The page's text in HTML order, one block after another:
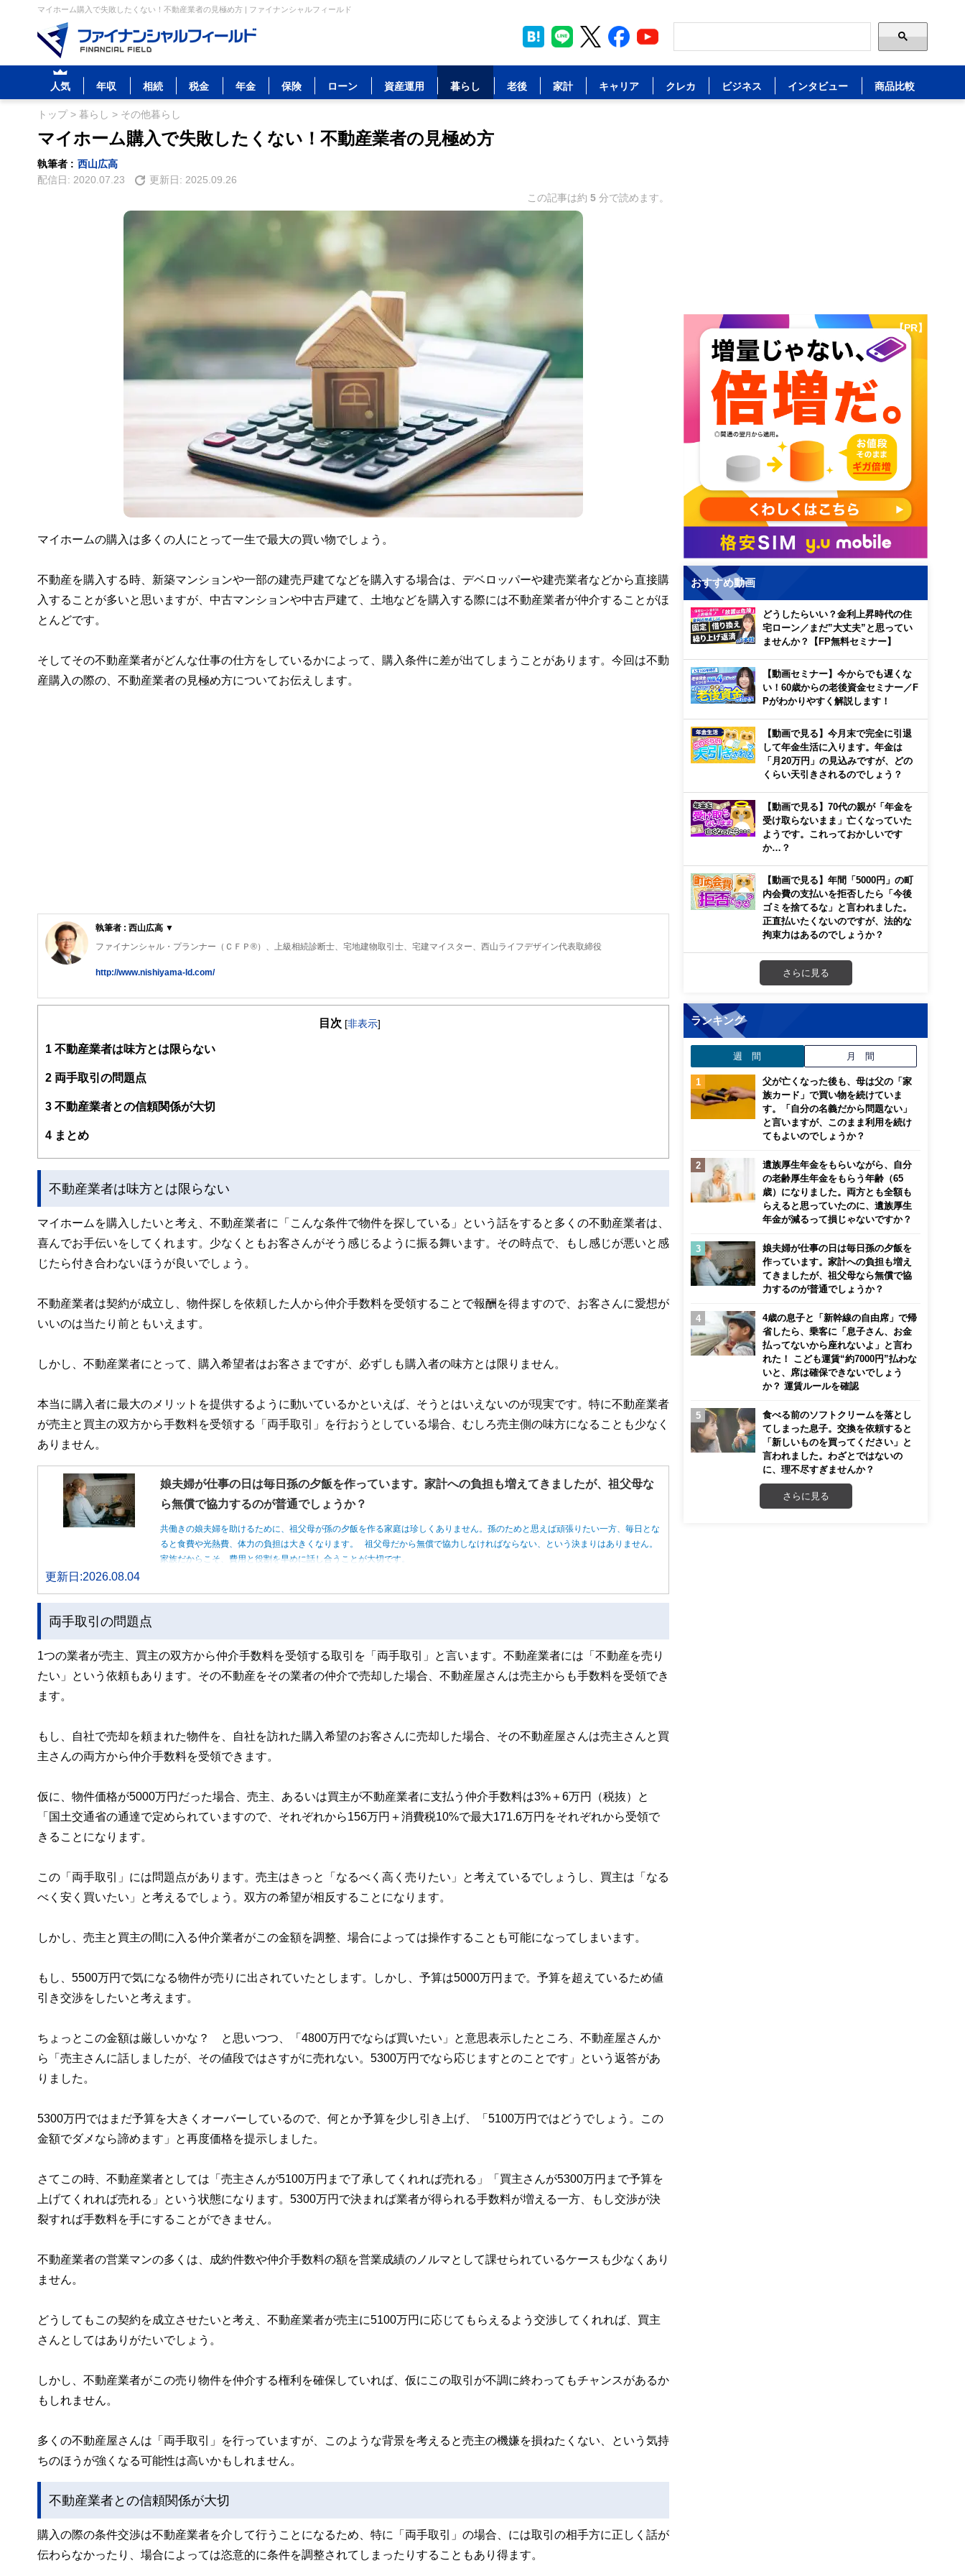
マイホーム購入で失敗したくない！不動産業者の見極め方 | ファイナンシャルフィールド
人気 年収 相続 税金 年金 保険 ローン 資産運用 暮らし 老後 家計 キャリア クレカ ビジネス インタビュー 商品比較
トップ> 暮らし > その他暮らし
マイホーム購入で失敗したくない！不動産業者の見極め方
執筆者 : 西山広高
配信日: 2020.07.23 更新日: 2025.09.26
この記事は約 5 分で読めます。
マイホームの購入は多くの人にとって一生で最大の買い物でしょう。
不動産を購入する時、新築マンションや一部の建売戸建てなどを購入する場合は、デベロッパーや建売業者などから直接購
入することが多いと思いますが、中古マンションや中古戸建て、土地などを購入する際には不動産業者が仲介することがほ
とんどです。
そしてその不動産業者がどんな仕事の仕方をしているかによって、購入条件に差が出てしまうことがあります。今回は不動
産購入の際の、不動産業者の見極め方についてお伝えします。
執筆者 : 西山広高 ▼
ファイナンシャル・プランナー（ＣＦＰ®）、上級相続診断士、宅地建物取引士、宅建マイスター、西山ライフデザイン代表取締役
http://www.nishiyama-ld.com/
「円満な相続のための対策」「家計の見直し」「資産形成・運用アドバイス」のほか、不動産・お金の知識と大手建設会社での勤務経験を活か
http://www.nishiyama-ld.com/
目次 [非表示]
1 不動産業者は味方とは限らない
2 両手取引の問題点
3 不動産業者との信頼関係が大切
4 まとめ
不動産業者は味方とは限らない
マイホームを購入したいと考え、不動産業者に「こんな条件で物件を探している」という話をすると多くの不動産業者は、
喜んでお手伝いをしてくれます。少なくともお客さんがそう感じるように振る舞います。その時点で、もし感じが悪いと感
じたら付き合わないほうが良いでしょう。
不動産業者は契約が成立し、物件探しを依頼した人から仲介手数料を受領することで報酬を得ますので、お客さんに愛想が
いいのは当たり前ともいえます。
しかし、不動産業者にとって、購入希望者はお客さまですが、必ずしも購入者の味方とは限りません。
本当に購入者に最大のメリットを提供するように動いているかといえば、そうとはいえないのが現実です。特に不動産業者
が売主と買主の双方から手数料を受領する「両手取引」を行おうとしている場合、むしろ売主側の味方になることも少なく
ありません。
娘夫婦が仕事の日は毎日孫の夕飯を作っています。家計への負担も増えてきましたが、祖父母な
ら無償で協力するのが普通でしょうか？
共働きの娘夫婦を助けるために、祖父母が孫の夕飯を作る家庭は珍しくありません。孫のためと思えば頑張りたい一方、毎日とな
ると食費や光熱費、体力の負担は大きくなります。 祖父母だから無償で協力しなければならない、という決まりはありません。
家族だからこそ、費用と役割を早めに話し合うことが大切です。
更新日:2026.08.04
両手取引の問題点
1つの業者が売主、買主の双方から仲介手数料を受領する取引を「両手取引」と言います。不動産業者には「不動産を売り
たい」という依頼もあります。その不動産をその業者の仲介で売却した場合、不動産屋さんは売主からも手数料を受領でき
ます。
もし、自社で売却を頼まれた物件を、自社を訪れた購入希望のお客さんに売却した場合、その不動産屋さんは売主さんと買
主さんの両方から仲介手数料を受領できます。
仮に、物件価格が5000万円だった場合、売主、あるいは買主が不動産業者に支払う仲介手数料は3%＋6万円（税抜）と
「国土交通省の通達で定められていますので、それぞれから156万円＋消費税10%で最大171.6万円をそれぞれから受領で
きることになります。
この「両手取引」には問題点があります。売主はきっと「なるべく高く売りたい」と考えているでしょうし、買主は「なる
べく安く買いたい」と考えるでしょう。双方の希望が相反することになります。
しかし、売主と買主の間に入る仲介業者がこの金額を調整、場合によっては操作することも可能になってしまいます。
もし、5500万円で気になる物件が売りに出されていたとします。しかし、予算は5000万円まで。予算を超えているため値
引き交渉をしたいと考えます。
ちょっとこの金額は厳しいかな？ と思いつつ、「4800万円でならば買いたい」と意思表示したところ、不動産屋さんか
ら「売主さんに話しましたが、その値段ではさすがに売れない。5300万円でなら応じますとのことです」という返答があ
りました。
5300万円ではまだ予算を大きくオーバーしているので、何とか予算を少し引き上げ、「5100万円ではどうでしょう。この
金額でダメなら諦めます」と再度価格を提示しました。
さてこの時、不動産業者としては「売主さんが5100万円まで了承してくれれば売れる」「買主さんが5300万円まで予算を
上げてくれれば売れる」という状態になります。5300万円で決まれば業者が得られる手数料が増える一方、もし交渉が決
裂すれば手数料を手にすることができません。
不動産業者の営業マンの多くは、成約件数や仲介手数料の額を営業成績のノルマとして課せられているケースも少なくあり
ません。
どうしてもこの契約を成立させたいと考え、不動産業者が売主に5100万円に応じてもらえるよう交渉してくれれば、買主
さんとしてはありがたいでしょう。
しかし、不動産業者がこの売り物件を仲介する権利を確保していれば、仮にこの取引が不調に終わってもチャンスがあるか
もしれません。
多くの不動産屋さんは「両手取引」を行っていますが、このような背景を考えると売主の機嫌を損ねたくない、という気持
ちのほうが強くなる可能性は高いかもしれません。
不動産業者との信頼関係が大切
購入の際の条件交渉は不動産業者を介して行うことになるため、特に「両手取引」の場合、には取引の相手方に正しく話が
伝わらなかったり、場合によっては恣意的に条件を調整されてしまったりすることもあり得ます。
【PR】
おすすめ動画
どうしたらいい？金利上昇時代の住
宅ローン／まだ”大丈夫”と思ってい
ませんか？【FP無料セミナー】
【動画セミナー】今からでも遅くな
い！60歳からの老後資金セミナー／F
Pがわかりやすく解説します！
【動画で見る】今月末で完全に引退
して年金生活に入ります。年金は
「月20万円」の見込みですが、どの
くらい天引きされるのでしょう？
【動画で見る】70代の親が「年金を
受け取らないまま」亡くなっていた
ようです。これっておかしいです
か…？
【動画で見る】年間「5000円」の町
内会費の支払いを拒否したら「今後
ゴミを捨てるな」と言われました。
正直払いたくないのですが、法的な
拘束力はあるのでしょうか？
さらに見る
ランキング
週 間 月 間
父が亡くなった後も、母は父の「家
族カード」で買い物を続けていま
す。「自分の名義だから問題ない」
と言いますが、このまま利用を続け
てもよいのでしょうか？
遺族厚生年金をもらいながら、自分
の老齢厚生年金をもらう年齢（65
歳）になりました。両方とも全額も
らえると思っていたのに、遺族厚生
年金が減るって損じゃないですか？
娘夫婦が仕事の日は毎日孫の夕飯を
作っています。家計への負担も増え
てきましたが、祖父母なら無償で協
力するのが普通でしょうか？
4歳の息子と「新幹線の自由席」で帰
省したら、乗客に「息子さん、お金
払ってないから座れないよ」と言わ
れた！ こども運賃“約7000円”払わな
いと、席は確保できないでしょう
か？ 運賃ルールを確認
食べる前のソフトクリームを落とし
てしまった息子。交換を依頼すると
「新しいものを買ってください」と
言われました。わざとではないの
に、理不尽すぎませんか？
さらに見る